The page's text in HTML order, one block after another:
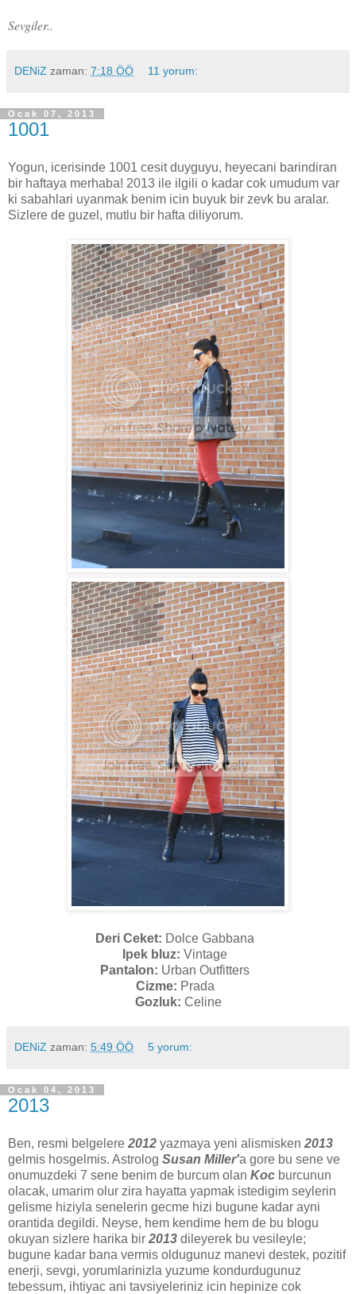
Sevgiler..
DENiZ zaman: 7:18 ÖÖ 11 yorum:
Ocak 07, 2013
1001
Yogun, icerisinde 1001 cesit duyguyu, heyecani barindiran
bir haftaya merhaba! 2013 ile ilgili o kadar cok umudum var
ki sabahlari uyanmak benim icin buyuk bir zevk bu aralar.
Sizlere de guzel, mutlu bir hafta diliyorum.
Deri Ceket: Dolce Gabbana
Ipek bluz: Vintage
Pantalon: Urban Outfitters
Cizme: Prada
Gozluk: Celine
DENiZ zaman: 5:49 ÖÖ 5 yorum:
Ocak 04, 2013
2013
Ben, resmi belgelere 2012 yazmaya yeni alismisken 2013
gelmis hosgelmis. Astrolog Susan Miller'a gore bu sene ve
onumuzdeki 7 sene benim de burcum olan Koc burcunun
olacak, umarim olur zira hayatta yapmak istedigim seylerin
gelisme hiziyla senelerin gecme hizi bugune kadar ayni
orantida degildi. Neyse, hem kendime hem de bu blogu
okuyan sizlere harika bir 2013 dileyerek bu vesileyle;
bugune kadar bana vermis oldugunuz manevi destek, pozitif
enerji, sevgi, yorumlarinizla yuzume kondurdugunuz
tebessum, ihtiyac ani tavsiyeleriniz icin hepinize cok